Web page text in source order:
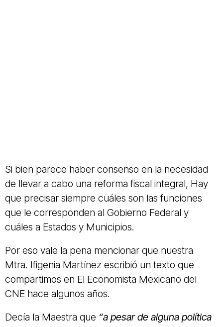
Si bien parece haber consenso en la necesidad
de llevar a cabo una reforma fiscal integral, Hay
que precisar siempre cuáles son las funciones
que le corresponden al Gobierno Federal y
cuáles a Estados y Municipios.
Por eso vale la pena mencionar que nuestra
Mtra. Ifigenia Martínez escribió un texto que
compartimos en El Economista Mexicano del
CNE hace algunos años.
Decía la Maestra que “a pesar de alguna política